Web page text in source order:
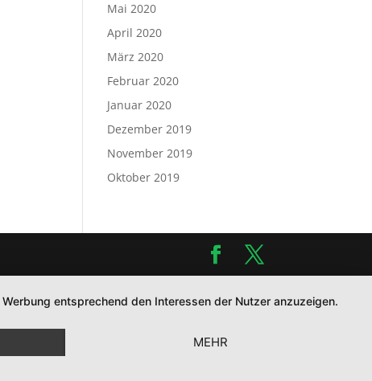
Mai 2020
April 2020
März 2020
Februar 2020
Januar 2020
Dezember 2019
November 2019
Oktober 2019
entsprechend den Interessen der Nutzer anzuzeigen.
MEHR